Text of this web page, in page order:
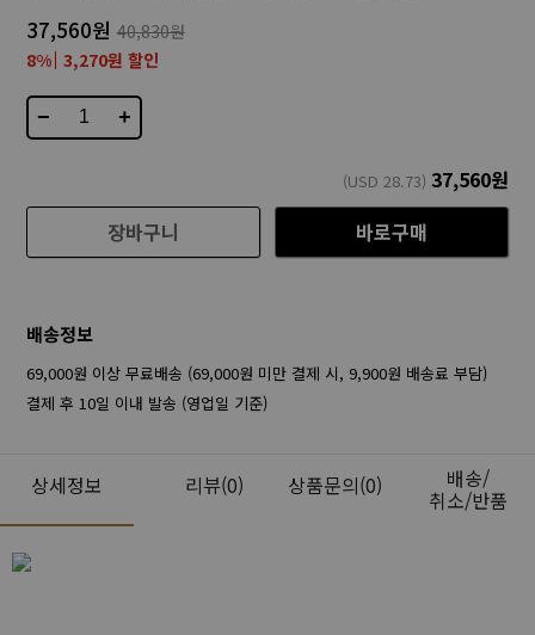
37,560원 40,830원
8% 3,270원 할인
− +
(USD28.73) 37,560원
장바구니
바로구매
배송정보
69,000원 이상 무료배송 (69,000원 미만 결제 시, 9,900원 배송료 부담)
결제 후 10일 이내 발송 (영업일 기준)
상세정보 리뷰(0) 상품문의(0) 배송/
취소/반품